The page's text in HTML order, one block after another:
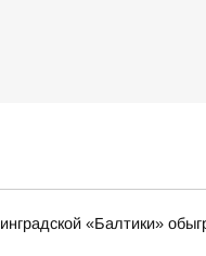
«Балтики»